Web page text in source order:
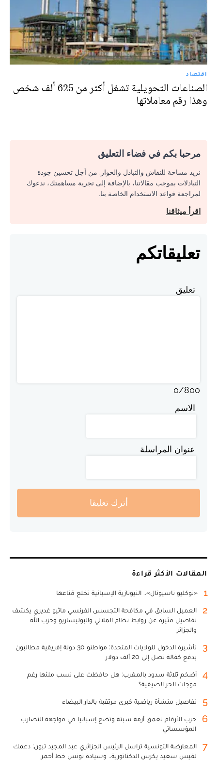
اقتصاد
الصناعات التحويلية تشغل أكثر من 625 ألف شخص
وهذا رقم معاملاتها
مرحبا بكم في فضاء التعليق
نريد مساحة للنقاش والتبادل والحوار. من أجل تحسين جودة
التبادلات بموجب مقالاتنا، بالإضافة إلى تجربة مساهمتك، ندعوك
لمراجعة قواعد الاستخدام الخاصة بنا.
اقرأ ميثاقنا
تعليقاتكم
تعليق
0/800
الاسم
عنوان المراسلة
أترك تعليقا
المقالات الأكثر قراءة
1 «نوكليو ناسيونال».. النيونازية الإسبانية تخلع قناعها
2
العميل السابق في مكافحة التجسس الفرنسي ماثيو غديري يكشف
تفاصيل مثيرة عن روابط نظام الملالي والبوليساريو وحزب الله
والجزائر
3
تأشيرة الدخول للولايات المتحدة: مواطنو 30 دولة إفريقية مطالبون
بدفع كفالة تصل إلى 20 ألف دولار
4
أضخم ثلاثة سدود بالمغرب: هل حافظت على نسب ملئها رغم
موجات الحر الصيفية؟
5 تفاصيل منشأة رياضية كبرى مرتقبة بالدار البيضاء
6
حرب الأرقام تعمق أزمة سبتة وتضع إسبانيا في مواجهة التضارب
المؤسساتي
7
المعارضة التونسية تراسل الرئيس الجزائري عبد المجيد تبون: دعمك
لقيس سعيد يكرس الدكتاتورية.. وسيادة تونس خط أحمر